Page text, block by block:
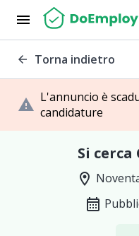
menu
arrow_back Torna indietro
warning L'annuncio è
candidature
Si
location_on
calendar_month